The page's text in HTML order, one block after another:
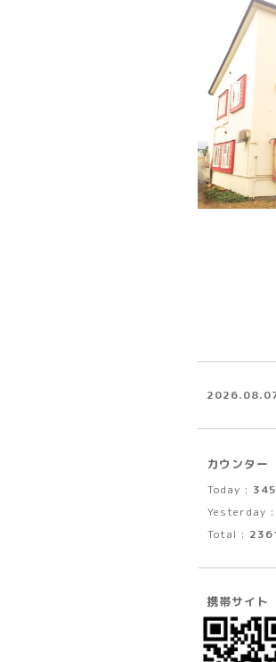
カウンター
Today : 345
Yesterday :
Total :
携帯サイト